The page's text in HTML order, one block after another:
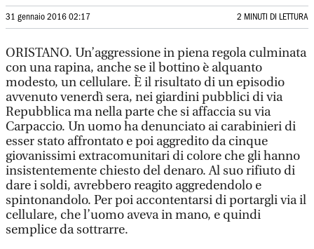
31 gennaio 2016 02:17 2 MINUTI DI LETTURA
ORISTANO. Un’aggressione in piena regola culminata
con una rapina, anche se il bottino è alquanto
modesto, un cellulare. È il risultato di un episodio
avvenuto venerdì sera, nei giardini pubblici di via
Repubblica ma nella parte che si affaccia su via
Carpaccio. Un uomo ha denunciato ai carabinieri di
esser stato affrontato e poi aggredito da cinque
giovanissimi extracomunitari di colore che gli hanno
insistentemente chiesto del denaro. Al suo rifiuto di
dare i soldi, avrebbero reagito aggredendolo e
spintonandolo. Per poi accontentarsi di portargli via il
cellulare, che l’uomo aveva in mano, e quindi
semplice da sottrarre.